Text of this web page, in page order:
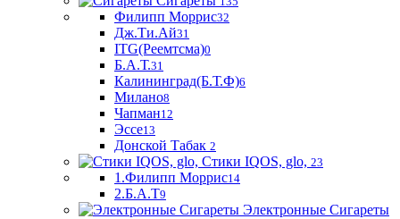
Филипп Моррис32
Дж.Ти.Ай31
ITG(Реемтсма)0
Б.А.Т.31
Калининград(Б.Т.Ф)6
Милано8
Чапман12
Эссе13
Донской Табак 2
Стики IQOS, glo, 23
1.Филипп Моррис14
2.Б.А.Т9
Электронные Сигареты